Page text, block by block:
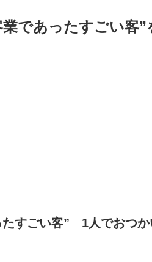
であったすごい客”
すごい客” 1人でおつか